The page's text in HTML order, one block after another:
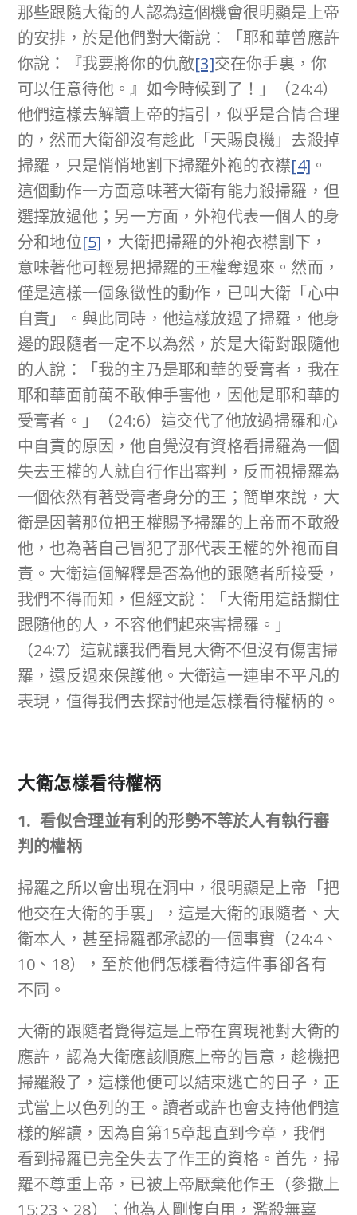
那些跟隨大衛的人認為這個機會很明顯是上帝
的安排，於是他們對大衛說：「耶和華曾應許
你說：『我要將你的仇敵[3]交在你手裏，你
可以任意待他。』如今時候到了！」（24:4）
他們這樣去解讀上帝的指引，似乎是合情合理
的，然而大衛卻沒有趁此「天賜良機」去殺掉
掃羅，只是悄悄地割下掃羅外袍的衣襟[4] 。
這個動作一方面意味著大衛有能力殺掃羅，但
選擇放過他；另一方面，外袍代表一個人的身
分和地位[5] ，大衛把掃羅的外袍衣襟割下，
意味著他可輕易把掃羅的王權奪過來。然而，
僅是這樣一個象徵性的動作，已叫大衛「心中
自責」。與此同時，他這樣放過了掃羅，他身
邊的跟隨者一定不以為然，於是大衛對跟隨他
的人說：「我的主乃是耶和華的受膏者，我在
耶和華面前萬不敢伸手害他，因他是耶和華的
受膏者。」（24:6）這交代了他放過掃羅和心
中自責的原因，他自覺沒有資格看掃羅為一個
失去王權的人就自行作出審判，反而視掃羅為
一個依然有著受膏者身分的王；簡單來說，大
衛是因著那位把王權賜予掃羅的上帝而不敢殺
他，也為著自己冒犯了那代表王權的外袍而自
責。大衛這個解釋是否為他的跟隨者所接受，
我們不得而知，但經文說：「大衛用這話攔住
跟隨他的人，不容他們起來害掃羅。」
（24:7）這就讓我們看見大衛不但沒有傷害掃
羅，還反過來保護他。大衛這一連串不平凡的
表現，值得我們去探討他是怎樣看待權柄的。
大衛怎樣看待權柄
1. 看似合理並有利的形勢不等於人有執行審
判的權柄
掃羅之所以會出現在洞中，很明顯是上帝「把
他交在大衛的手裏」，這是大衛的跟隨者、大
衛本人，甚至掃羅都承認的一個事實（24:4、
10、18），至於他們怎樣看待這件事卻各有
不同。
大衛的跟隨者覺得這是上帝在實現祂對大衛的
應許，認為大衛應該順應上帝的旨意，趁機把
掃羅殺了，這樣他便可以結束逃亡的日子，正
式當上以色列的王。讀者或許也會支持他們這
樣的解讀，因為自第15章起直到今章，我們
看到掃羅已完全失去了作王的資格。首先，掃
羅不尊重上帝，已被上帝厭棄他作王（參撒上
15:23、28）；他為人剛愎自用，濫殺無辜